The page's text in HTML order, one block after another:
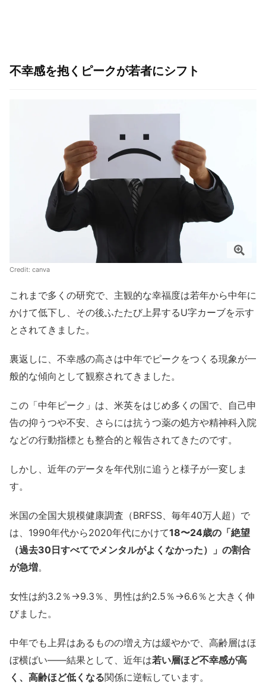
不幸感を抱くピークが若者にシフト
Credit: canva
これまで多くの研究で、主観的な幸福度は若年から中年に
かけて低下し、その後ふたたび上昇するU字カーブを示す
とされてきました。
裏返しに、不幸感の高さは中年でピークをつくる現象が一
般的な傾向として観察されてきました。
この「中年ピーク」は、米英をはじめ多くの国で、自己申
告の抑うつや不安、さらには抗うつ薬の処方や精神科入院
などの行動指標とも整合的と報告されてきたのです。
しかし、近年のデータを年代別に追うと様子が一変しま
す。
米国の全国大規模健康調査（BRFSS、毎年40万人超）で
は、1990年代から2020年代にかけて18〜24歳の「絶望
（過去30日すべてでメンタルがよくなかった）」の割合
が急増。
女性は約3.2％→9.3％、男性は約2.5％→6.6％と大きく伸
びました。
中年でも上昇はあるものの増え方は緩やかで、高齢層はほ
ぼ横ばい――結果として、近年は若い層ほど不幸感が高
く、高齢ほど低くなる関係に逆転しています。